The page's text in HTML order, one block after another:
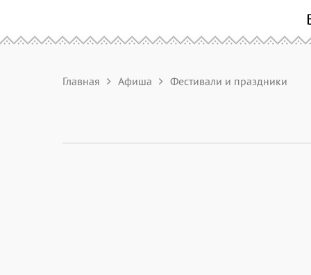
Главная Афиша Фестивали и праздники